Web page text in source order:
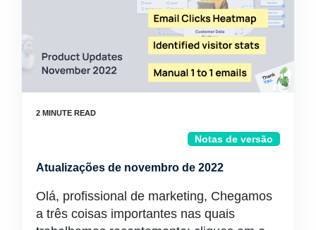
Notas de versão
Atualizações de novembro de 2022
Olá, profissional de marketing, Chegamos
a três coisas importantes nas quais